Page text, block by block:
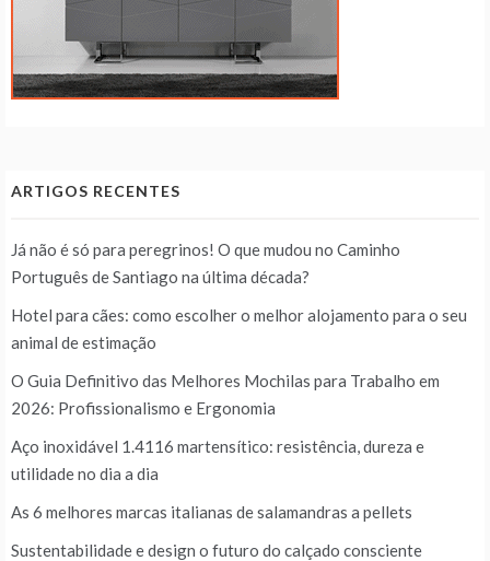
ARTIGOS RECENTES
Já não é só para peregrinos! O que mudou no Caminho
Português de Santiago na última década?
Hotel para cães: como escolher o melhor alojamento para o seu
animal de estimação
O Guia Definitivo das Melhores Mochilas para Trabalho em
2026: Profissionalismo e Ergonomia
Aço inoxidável 1.4116 martensítico: resistência, dureza e
utilidade no dia a dia
As 6 melhores marcas italianas de salamandras a pellets
Sustentabilidade e design o futuro do calçado consciente